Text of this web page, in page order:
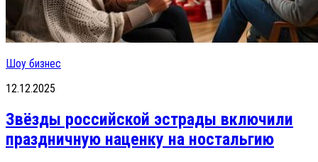
Шоу бизнес
12.12.2025
Звёзды российской эстрады включили
праздничную наценку на ностальгию